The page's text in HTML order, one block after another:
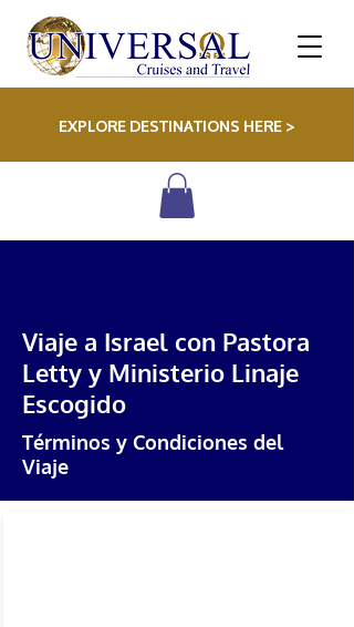
EXPLORE DESTINATIONS HERE >
Viaje a Israel con Pastora
Letty y Ministerio Linaje
Escogido
Términos y Condiciones del
Viaje